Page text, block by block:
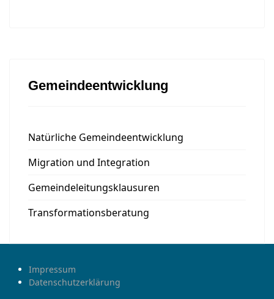
Gemeindeentwicklung
Natürliche Gemeindeentwicklung
Migration und Integration
Gemeindeleitungsklausuren
Transformationsberatung
Impressum
Datenschutzerklärung